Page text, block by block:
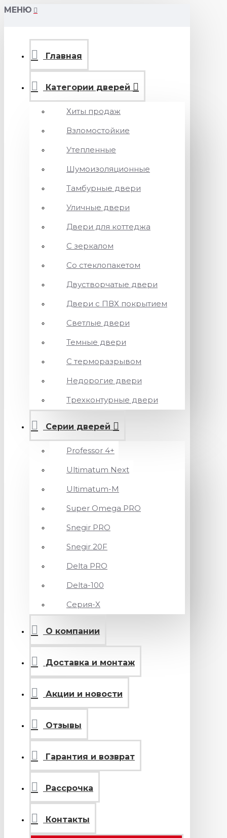
МЕНЮ
Главная
Категории дверей
Хиты продаж
Взломостойкие
Утепленные
Шумоизоляционные
Тамбурные двери
Уличные двери
Двери для коттеджа
С зеркалом
Со стеклопакетом
Двустворчатые двери
Двери с ПВХ покрытием
Светлые двери
Темные двери
С терморазрывом
Недорогие двери
Трехконтурные двери
Серии дверей
Professor 4+
Ultimatum Next
Ultimatum-M
Super Omega PRO
Snegir PRO
Snegir 20F
Delta PRO
Delta-100
Серия-X
О компании
Доставка и монтаж
Акции и новости
Отзывы
Гарантия и возврат
Рассрочка
Контакты